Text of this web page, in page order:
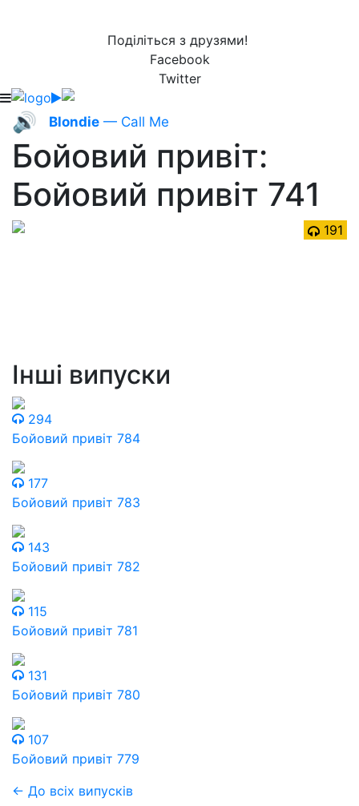
Поділіться з друзями!
Facebook
Twitter
🔊 Blondie — Call Me
Бойовий привіт:
Бойовий привіт 741
191
Інші випуски
294
Бойовий привіт 784
177
Бойовий привіт 783
143
Бойовий привіт 782
115
Бойовий привіт 781
131
Бойовий привіт 780
107
Бойовий привіт 779
← До всіх випусків